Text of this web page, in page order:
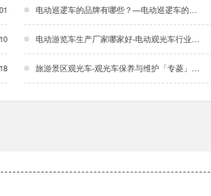
电动巡逻车的品牌有哪些？—电动巡逻车的优势「专菱」…
电动游览车生产厂家哪家好-电动观光车行业发展「专菱」…
旅游景区观光车-观光车保养与维护「专菱」…